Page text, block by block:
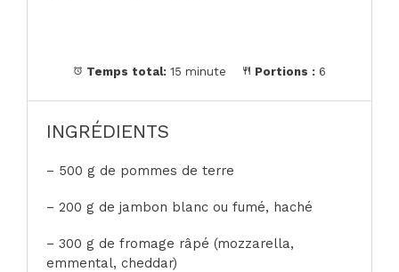
Temps total: 15 minute Portions : 6
INGRÉDIENTS
– 500 g de pommes de terre
– 200 g de jambon blanc ou fumé, haché
– 300 g de fromage râpé (mozzarella,
emmental, cheddar)